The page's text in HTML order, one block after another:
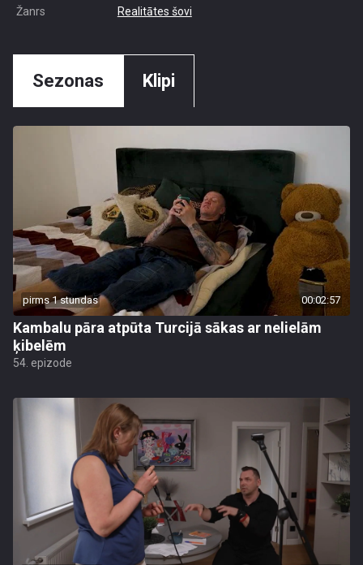
Žanrs Realitātes šovi
Sezonas Klipi
pirms 1 stundas 00:02:57
Kambalu pāra atpūta Turcijā sākas ar nelielām
ķibelēm
54. epizode